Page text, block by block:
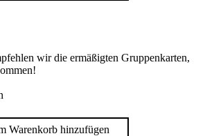
wir die ermäßigten Gruppenkarten,
Warenkorb hinzufügen